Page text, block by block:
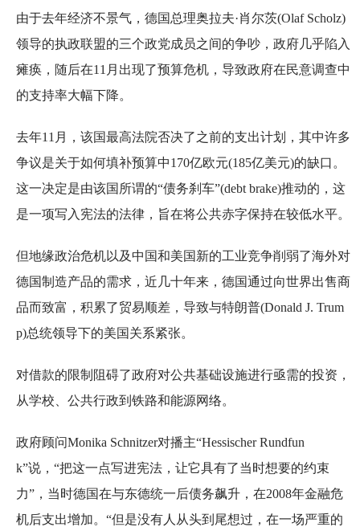
由于去年经济不景气，德国总理奥拉夫·肖尔茨(Olaf Scholz)
领导的执政联盟的三个政党成员之间的争吵，政府几乎陷入
瘫痪，随后在11月出现了预算危机，导致政府在民意调查中
的支持率大幅下降。
去年11月，该国最高法院否决了之前的支出计划，其中许多
争议是关于如何填补预算中170亿欧元(185亿美元)的缺口。
这一决定是由该国所谓的“债务刹车”(debt brake)推动的，这
是一项写入宪法的法律，旨在将公共赤字保持在较低水平。
但地缘政治危机以及中国和美国新的工业竞争削弱了海外对
德国制造产品的需求，近几十年来，德国通过向世界出售商
品而致富，积累了贸易顺差，导致与特朗普(Donald J. Trum
p)总统领导下的美国关系紧张。
对借款的限制阻碍了政府对公共基础设施进行亟需的投资，
从学校、公共行政到铁路和能源网络。
政府顾问Monika Schnitzer对播主“Hessischer Rundfun
k”说，“把这一点写进宪法，让它具有了当时想要的约束
力”，当时德国在与东德统一后债务飙升，在2008年金融危
机后支出增加。“但是没有人从头到尾想过，在一场严重的